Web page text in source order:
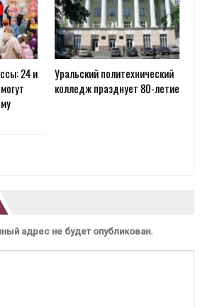
24 и
Уральский политехнический
колледж празднует 80-летие
адрес не будет опубликован.